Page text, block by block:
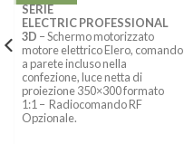
SERIE
ELECTRIC PROFESSIONAL
3D – Schermo motorizzato
motore elettrico Elero, comando
a parete incluso nella
confezione, luce netta di
proiezione 350×300 formato
1:1 – Radiocomando RF
Opzionale.